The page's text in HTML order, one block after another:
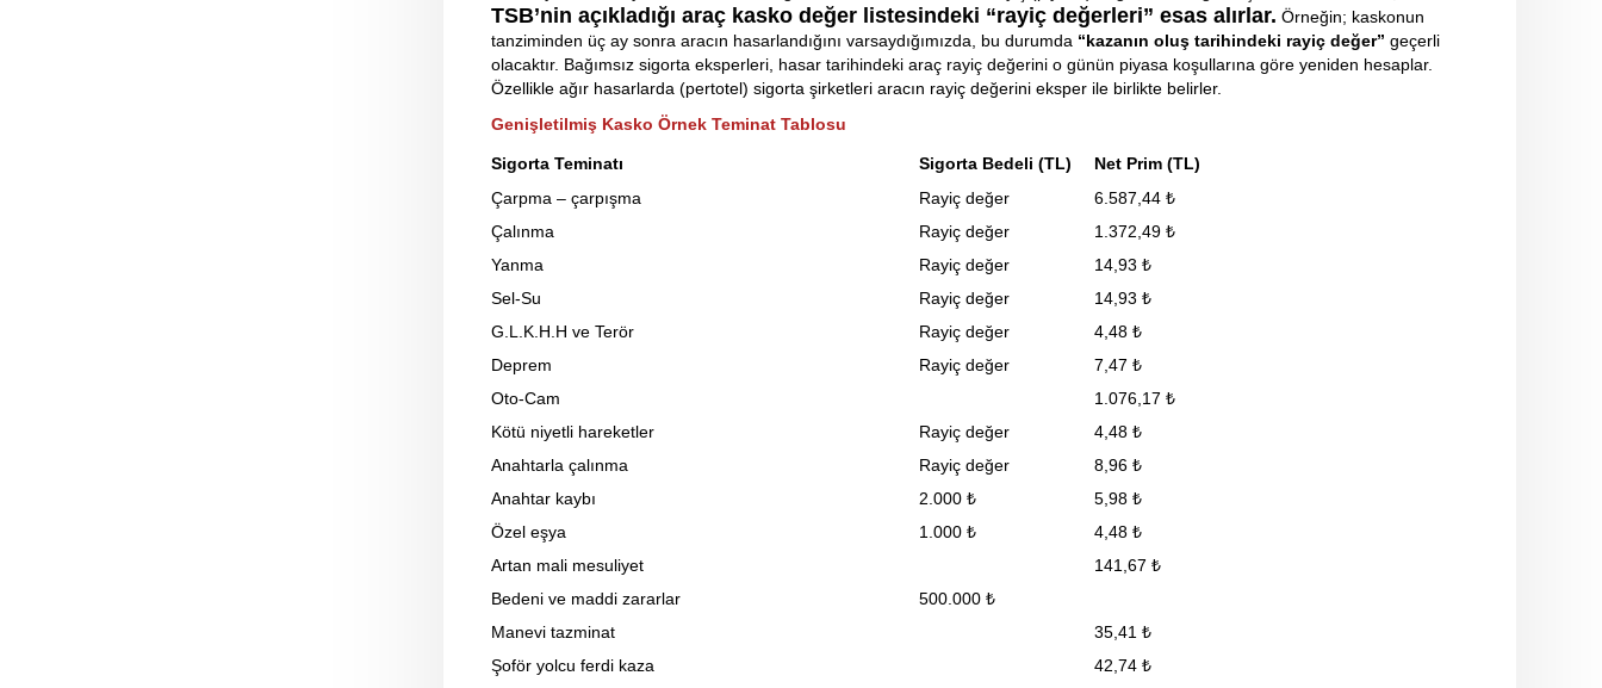
TSB’nin açıkladığı araç kasko değer listesindeki “rayiç değerleri” esas alırlar. Örneğin; kaskonun
tanziminden üç ay sonra aracın hasarlandığını varsaydığımızda, bu durumda “kazanın oluş tarihindeki rayiç değer” geçerli
olacaktır. Bağımsız sigorta eksperleri, hasar tarihindeki araç rayiç değerini o günün piyasa koşullarına göre yeniden hesaplar.
Özellikle ağır hasarlarda (pertotel) sigorta şirketleri aracın rayiç değerini eksper ile birlikte belirler.
Genişletilmiş Kasko Örnek Teminat Tablosu
Sigorta Teminatı Sigorta Bedeli (TL)
Net Prim (TL)
Çarpma – çarpışma
Rayiç değer
6.587,44 ₺
Çalınma
Rayiç değer
1.372,49 ₺
Yanma
Rayiç değer
14,93 ₺
Sel-Su
Rayiç değer
14,93 ₺
G.L.K.H.H ve Terör
Rayiç değer
4,48 ₺
Deprem
Rayiç değer
7,47 ₺
Oto-Cam
1.076,17 ₺
Kötü niyetli hareketler
Rayiç değer
4,48 ₺
Anahtarla çalınma
Rayiç değer
8,96 ₺
Anahtar kaybı
2.000 ₺
5,98 ₺
Özel eşya
1.000 ₺
4,48 ₺
Artan mali mesuliyet
141,67 ₺
Bedeni ve maddi zararlar
500.000 ₺
Manevi tazminat
35,41 ₺
Şoför yolcu ferdi kaza
42,74 ₺